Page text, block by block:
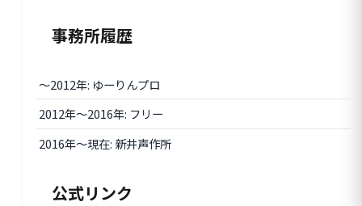
事務所履歴
〜2012年: ゆーりんプロ
2012年〜2016年: フリー
2016年〜現在: 新井声作所
公式リンク